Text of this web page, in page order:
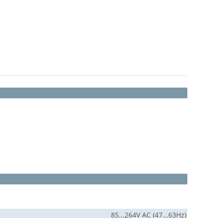
85...264V AC (47...63Hz)